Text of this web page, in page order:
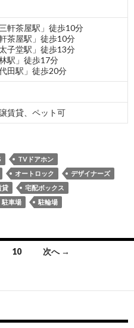
軒茶屋駅」徒歩10分
茶屋駅」徒歩10分
子堂駅」徒歩13分
駅」徒歩17分
田駅」徒歩20分
賃貸、ペット可
TVドアホン
オートロック
デザイナーズ
貸
宅配ボックス
駐車場 駐輪場
10 次へ →